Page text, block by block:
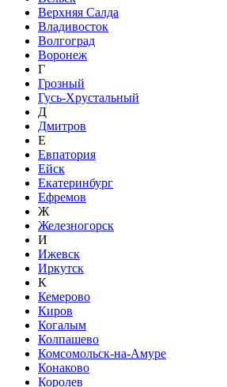
Верхняя Салда
Владивосток
Волгоград
Воронеж
Г
Грозный
Гусь-Хрустальный
Д
Дмитров
Е
Евпатория
Ейск
Екатеринбург
Ефремов
Ж
Железногорск
И
Ижевск
Иркутск
К
Кемерово
Киров
Когалым
Колпашево
Комсомольск-на-Амуре
Конаково
Королев